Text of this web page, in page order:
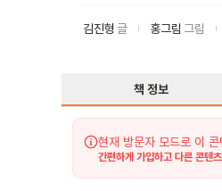
김진형 글 홍그림 그림
책 정보
현재 방문자 모드로 이
간편하게 가입하고 다른 콘텐